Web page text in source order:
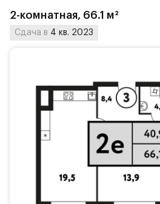
2-комнатная, 66.1 м²
Сдача в 4 кв. 2023